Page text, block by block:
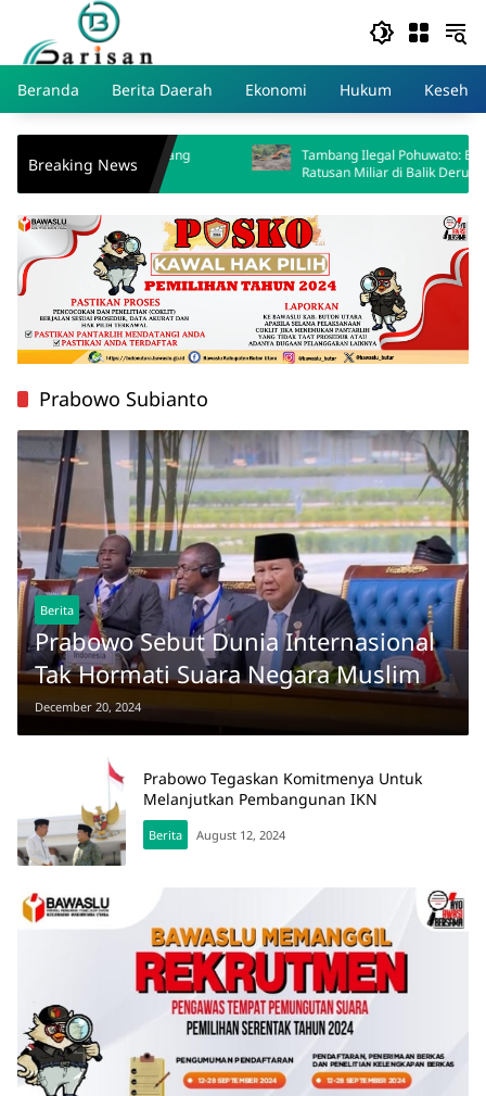
content
Beranda
Berita Daerah Ekonomi Hukum
Breaking News
Tambang
Tambang Ilegal Pohuwato: Bisnis Gelap
Ratusan Miliar di Balik Deru Ekskavator
Prabowo Subianto
Berita
Prabowo Sebut Dunia Internasional
Tak Hormati Suara Negara Muslim
December 20, 2024
Prabowo Tegaskan Komitmenya Untuk
Melanjutkan Pembangunan IKN
Berita August 12, 2024